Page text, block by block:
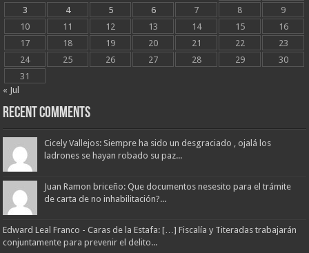
3
4 5 6 7 8
9
10
11 12 13 14 15
16
17
18 19 20 21 22
23
24
25 26 27 28 29
30
31
« Jul
Recent Comments
Cicely Vallejos: Siempre ha sido un desgraciado , ojalá los
ladrones se hayan robado su paz...
Juan Ramon briceño: Que documentos nesesito para el trámite
de carta de no inhabilitación?...
Edward Leal Franco - Caras de la Estafa: […] Fiscalía y Titeradas trabajarán
conjuntamente para prevenir el delito...